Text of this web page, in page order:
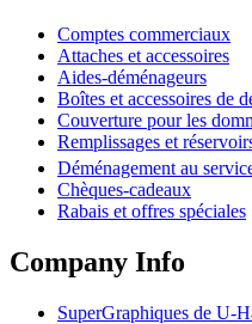
Comptes commerciaux
Attaches et accessoires
Aides-déménageurs
Boîtes et accessoires de
Couverture pour les
Remplissages et
Déménagement au
Chèques-cadeaux
Rabais et offres spéciales
Company Info
SuperGraphiques de U-